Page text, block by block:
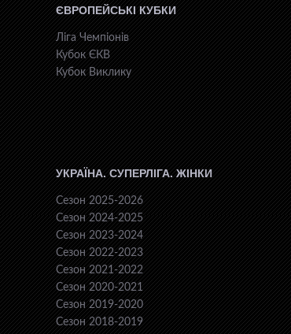
ЄВРОПЕЙСЬКІ КУБКИ
Ліга Чемпіонів
Кубок ЄКВ
Кубок Виклику
УКРАЇНА. СУПЕРЛІГА. ЖІНКИ
Сезон 2025-2026
Сезон 2024-2025
Сезон 2023-2024
Сезон 2022-2023
Сезон 2021-2022
Сезон 2020-2021
Сезон 2019-2020
Сезон 2018-2019